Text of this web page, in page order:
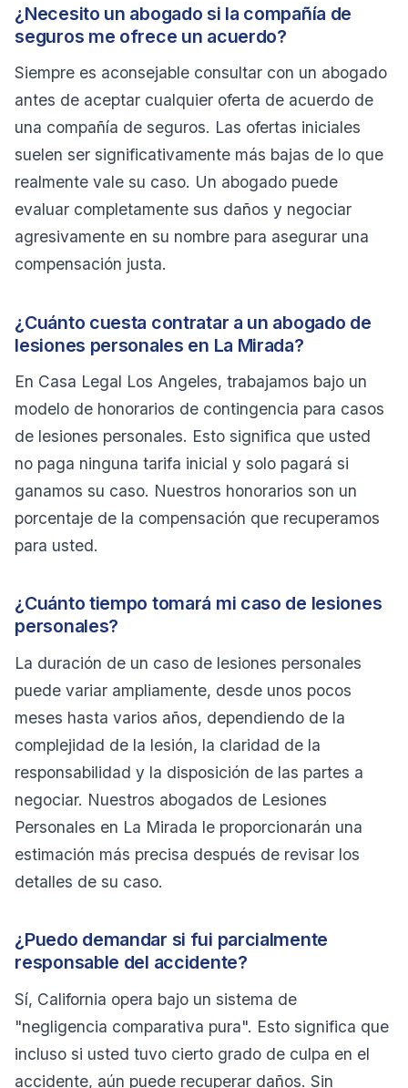
¿Necesito un abogado si la compañía de
seguros me ofrece un acuerdo?
Siempre es aconsejable consultar con un abogado
antes de aceptar cualquier oferta de acuerdo de
una compañía de seguros. Las ofertas iniciales
suelen ser significativamente más bajas de lo que
realmente vale su caso. Un abogado puede
evaluar completamente sus daños y negociar
agresivamente en su nombre para asegurar una
compensación justa.
¿Cuánto cuesta contratar a un abogado de
lesiones personales en La Mirada?
En Casa Legal Los Angeles, trabajamos bajo un
modelo de honorarios de contingencia para casos
de lesiones personales. Esto significa que usted
no paga ninguna tarifa inicial y solo pagará si
ganamos su caso. Nuestros honorarios son un
porcentaje de la compensación que recuperamos
para usted.
¿Cuánto tiempo tomará mi caso de lesiones
personales?
La duración de un caso de lesiones personales
puede variar ampliamente, desde unos pocos
meses hasta varios años, dependiendo de la
complejidad de la lesión, la claridad de la
responsabilidad y la disposición de las partes a
negociar. Nuestros abogados de Lesiones
Personales en La Mirada le proporcionarán una
estimación más precisa después de revisar los
detalles de su caso.
¿Puedo demandar si fui parcialmente
responsable del accidente?
Sí, California opera bajo un sistema de
"negligencia comparativa pura". Esto significa que
incluso si usted tuvo cierto grado de culpa en el
accidente, aún puede recuperar daños. Sin